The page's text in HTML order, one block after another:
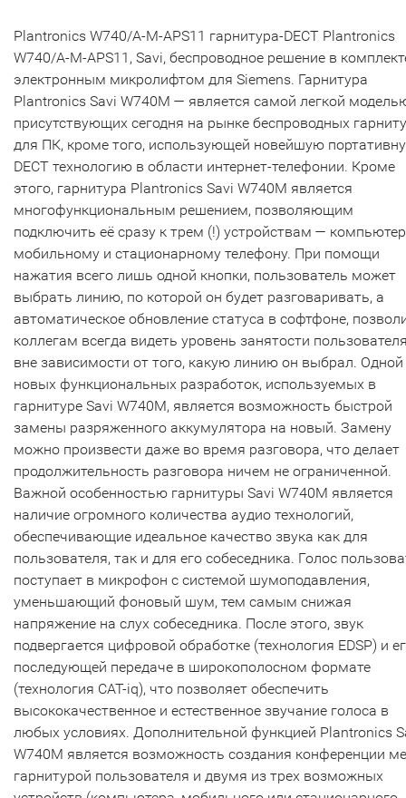
Plantronics W740/A-M-APS11 гарнитура-DECT Plantronics
W740/A-M-APS11, Savi, беспроводное решение в
электронным микролифтом для Siemens. Гарнитура
Plantronics Savi W740M — является самой легкой
присутствующих сегодня на рынке беспроводных
для ПК, кроме того, использующей новейшую
DECT технологию в области интернет-телефонии. Кроме
этого, гарнитура Plantronics Savi W740M является
многофункциональным решением, позволяющим
подключить её сразу к трем (!) устройствам —
мобильному и стационарному телефону. При помощи
нажатия всего лишь одной кнопки, пользователь может
выбрать линию, по которой он будет разговаривать, а
автоматическое обновление статуса в софтфоне,
коллегам всегда видеть уровень занятости
вне зависимости от того, какую линию он выбрал. Одной
новых функциональных разработок, используемых в
гарнитуре Savi W740M, является возможность быстрой
замены разряженного аккумулятора на новый. Замену
можно произвести даже во время разговора, что делает
продолжительность разговора ничем не ограниченной.
Важной особенностью гарнитуры Savi W740M является
наличие огромного количества аудио технологий,
обеспечивающие идеальное качество звука как для
пользователя, так и для его собеседника. Голос
поступает в микрофон с системой шумоподавления,
уменьшающий фоновый шум, тем самым снижая
напряжение на слух собеседника. После этого, звук
подвергается цифровой обработке (технология EDSP) и
последующей передаче в широкополосном формате
(технология CAT-iq), что позволяет обеспечить
высококачественное и естественное звучание голоса в
любых условиях. Дополнительной функцией Plantronics
W740M является возможность создания конференции
гарнитурой пользователя и двумя из трех возможных